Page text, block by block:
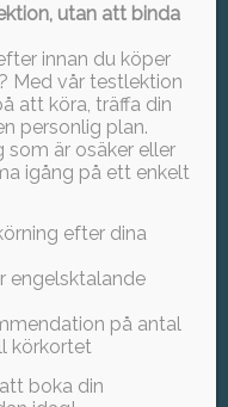
på Instagram!
utan att binda
innan du köper
Med vår testlektion
att köra, träffa din
personlig plan.
som är osäker eller
igång på ett enkelt
efter dina
engelsktalande
på antal
körkortet
boka din